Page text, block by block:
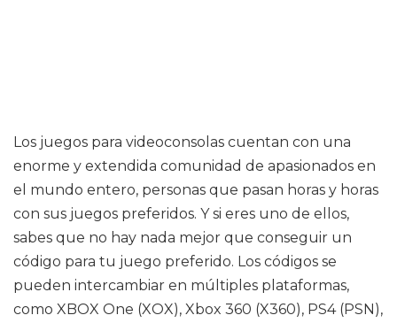
Los juegos para videoconsolas cuentan con una
enorme y extendida comunidad de apasionados en
el mundo entero, personas que pasan horas y horas
con sus juegos preferidos. Y si eres uno de ellos,
sabes que no hay nada mejor que conseguir un
código para tu juego preferido. Los códigos se
pueden intercambiar en múltiples plataformas,
como XBOX One (XOX), Xbox 360 (X360), PS4 (PSN),